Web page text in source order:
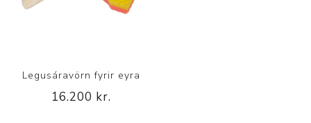
Legusáravörn fyrir eyra
16.200 kr.